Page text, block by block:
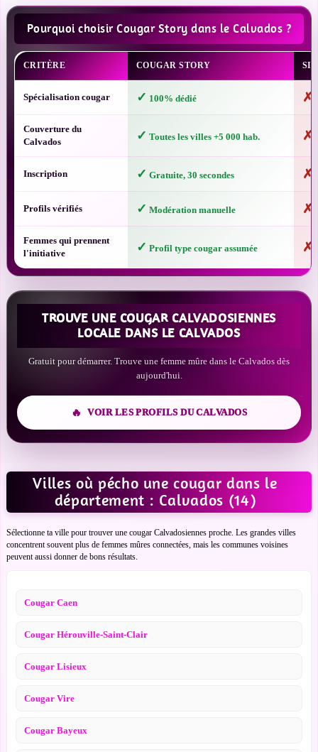
Pourquoi choisir Cougar Story dans le Calvados ?
CRITÈRE COUGAR STORY
Spécialisation cougar ✓ 100% dédié ✗
Couverture du
Calvados
✓ Toutes les villes +5 000 hab. ✗
Inscription ✓ Gratuite, 30 secondes ✗
Profils vérifiés ✓ Modération manuelle ✗
Femmes qui prennent
l'initiative
✓ Profil type cougar assumée ✗
TROUVE UNE COUGAR CALVADOSIENNES
LOCALE DANS LE CALVADOS
Gratuit pour démarrer. Trouve une femme mûre dans le Calvados dès
aujourd'hui.
VOIR LES PROFILS DU CALVADOS
Villes où pécho une cougar dans le
département : Calvados (14)
Sélectionne ta ville pour trouver une cougar Calvadosiennes proche. Les grandes villes
concentrent souvent plus de femmes mûres connectées, mais les communes voisines
peuvent aussi donner de bons résultats.
Cougar Caen
Cougar Hérouville-Saint-Clair
Cougar Lisieux
Cougar Vire
Cougar Bayeux